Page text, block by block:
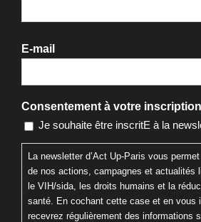
E-mail
Consentement à votre inscription
Je souhaite être inscritE à la
La newsletter d’Act Up-Paris vous
de nos actions, campagnes et actualités
le VIH/sida, les droits humains et la
santé. En cochant cette case et en vous
recevrez régulièrement des informations